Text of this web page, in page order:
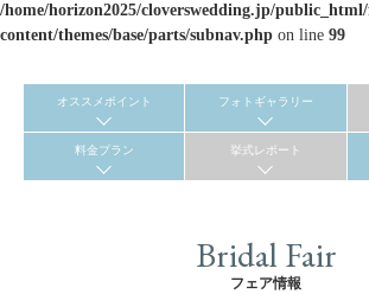
/home/horizon2025/cloverswedding.jp/
content/themes/base/parts/subnav.php on line 99
オススメポイント フォトギャラリー
料金プラン 挙式レポート
Bridal Fair
フェア情報